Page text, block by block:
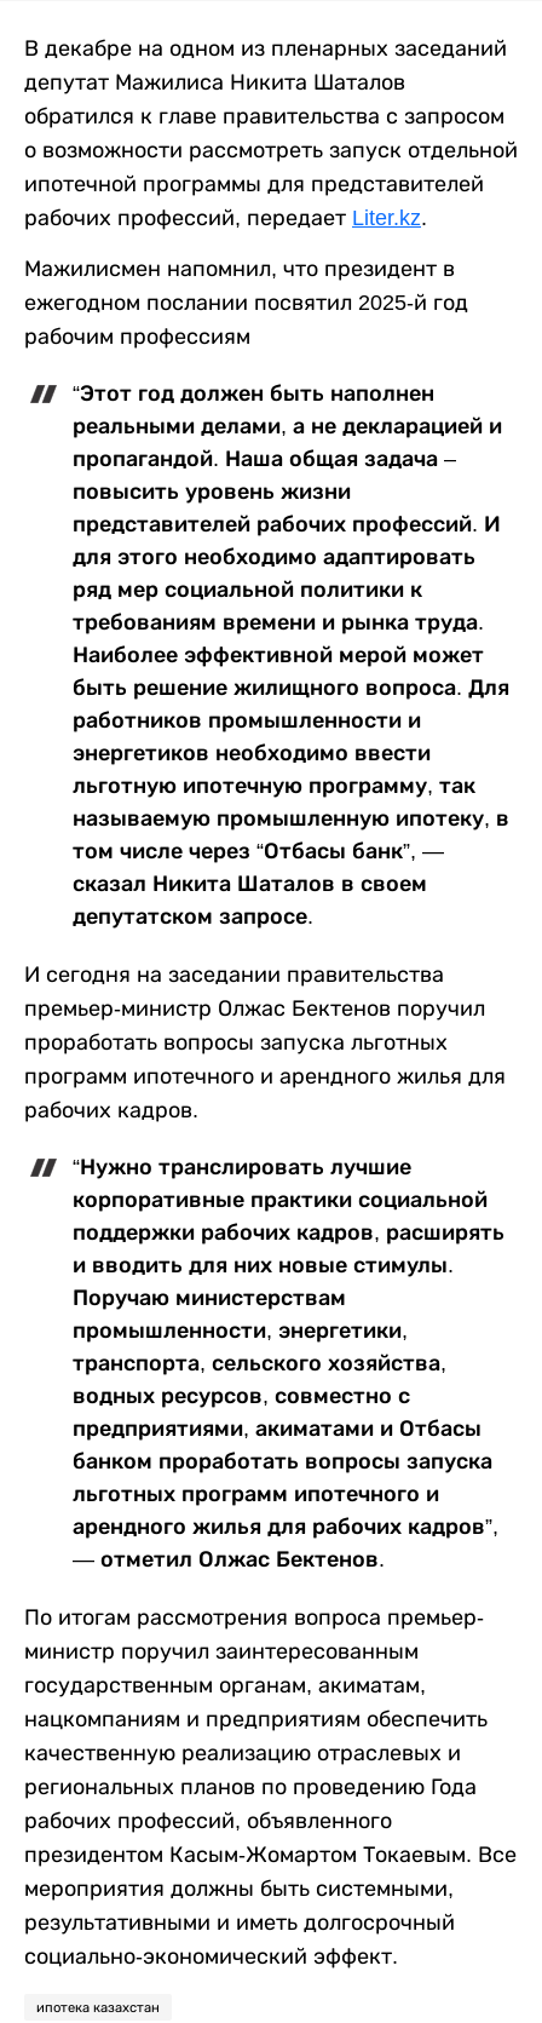
В декабре на одном из пленарных заседаний
депутат Мажилиса Никита Шаталов
обратился к главе правительства с запросом
о возможности рассмотреть запуск отдельной
ипотечной программы для представителей
рабочих профессий, передает Liter.kz.
Мажилисмен напомнил, что президент в
ежегодном послании посвятил 2025-й год
рабочим профессиям
“Этот год должен быть наполнен
реальными делами, а не декларацией и
пропагандой. Наша общая задача –
повысить уровень жизни
представителей рабочих профессий. И
для этого необходимо адаптировать
ряд мер социальной политики к
требованиям времени и рынка труда.
Наиболее эффективной мерой может
быть решение жилищного вопроса. Для
работников промышленности и
энергетиков необходимо ввести
льготную ипотечную программу, так
называемую промышленную ипотеку, в
том числе через “Отбасы банк”, —
сказал Никита Шаталов в своем
депутатском запросе.
И сегодня на заседании правительства
премьер-министр Олжас Бектенов поручил
проработать вопросы запуска льготных
программ ипотечного и арендного жилья для
рабочих кадров.
“Нужно транслировать лучшие
корпоративные практики социальной
поддержки рабочих кадров, расширять
и вводить для них новые стимулы.
Поручаю министерствам
промышленности, энергетики,
транспорта, сельского хозяйства,
водных ресурсов, совместно с
предприятиями, акиматами и Отбасы
банком проработать вопросы запуска
льготных программ ипотечного и
арендного жилья для рабочих кадров”,
— отметил Олжас Бектенов.
По итогам рассмотрения вопроса премьер-
министр поручил заинтересованным
государственным органам, акиматам,
нацкомпаниям и предприятиям обеспечить
качественную реализацию отраслевых и
региональных планов по проведению Года
рабочих профессий, объявленного
президентом Касым-Жомартом Токаевым. Все
мероприятия должны быть системными,
результативными и иметь долгосрочный
социально-экономический эффект.
ипотека казахстан